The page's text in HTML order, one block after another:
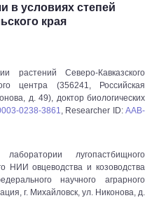
в условиях степей
края
растений Северо-Кавказского
центра (356241, Российская
д. 49), доктор биологических
0238-3861, Researcher ID:AAB-
лугопастбищного
НИИ овцеводства и козоводства
научного аграрного
г. Михайловск, ул. Никонова, д.